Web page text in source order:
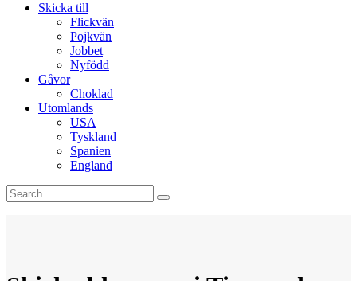
Skicka till
Flickvän
Pojkvän
Jobbet
Nyfödd
Gåvor
Choklad
Utomlands
USA
Tyskland
Spanien
England